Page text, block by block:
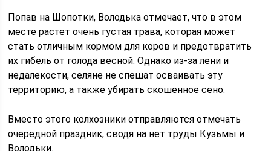
Попав на Шопотки, Володька отмечает, что в этом
месте растет очень густая трава, которая может
стать отличным кормом для коров и предотвратить
их гибель от голода весной. Однако из-за лени и
недалекости, селяне не спешат осваивать эту
территорию, а также убирать скошенное сено.
Вместо этого колхозники отправляются отмечать
очередной праздник, сводя на нет труды Кузьмы и
Володьки.